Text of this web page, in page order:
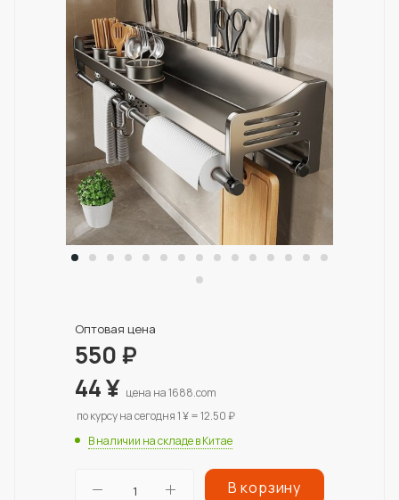
Оптовая цена
550₽
44¥ цена на 1688.com
по курсу на сегодня 1 ¥ = 12.50 ₽
В наличии на складе в Китае
В корзину